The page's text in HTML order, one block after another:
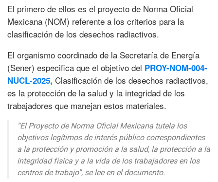
El primero de ellos es el proyecto de Norma Oficial
Mexicana (NOM) referente a los criterios para la
clasificación de los desechos radiactivos.
El organismo coordinado de la Secretaría de Energía
(Sener) especifica que el objetivo del PROY-NOM-004-
NUCL-2025, Clasificación de los desechos radiactivos,
es la protección de la salud y la integridad de los
trabajadores que manejan estos materiales.
“El Proyecto de Norma Oficial Mexicana tutela los
objetivos legítimos de interés público correspondientes
a la protección y promoción a la salud, la protección a la
integridad física y a la vida de los trabajadores en los
centros de trabajo”, se lee en el documento.